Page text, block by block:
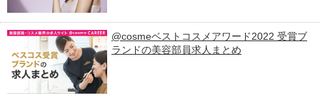
@cosmeベストコスメアワード2022 受賞ブ
ランドの美容部員求人まとめ